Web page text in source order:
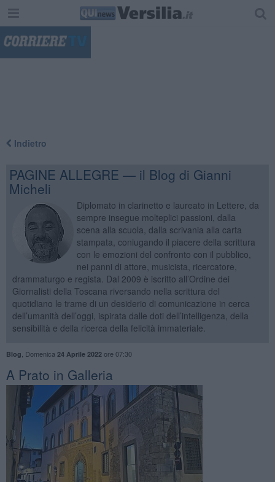
Indietro
PAGINE ALLEGRE — il Blog di Gianni
Micheli
Diplomato in clarinetto e laureato in Lettere, da
sempre insegue molteplici passioni, dalla
scena alla scuola, dalla scrivania alla carta
stampata, coniugando il piacere della scrittura
con le emozioni del confronto con il pubblico,
nei panni di attore, musicista, ricercatore,
drammaturgo e regista. Dal 2009 è iscritto all’Ordine dei
Giornalisti della Toscana riversando nella scrittura del
quotidiano le trame di un desiderio di comunicazione in cerca
dell’umanità dell’oggi, ispirata dalle doti dell’intelligenza, della
sensibilità e della ricerca della felicità immateriale.
Blog Domenica 24 Aprile 2022ore 07:30
​A Prato in Galleria